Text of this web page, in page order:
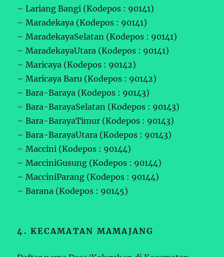
– Lariang Bangi (Kodepos : 90141)
– Maradekaya (Kodepos : 90141)
– MaradekayaSelatan (Kodepos : 90141)
– MaradekayaUtara (Kodepos : 90141)
– Maricaya (Kodepos : 90142)
– Maricaya Baru (Kodepos : 90142)
– Bara-Baraya (Kodepos : 90143)
– Bara-BarayaSelatan (Kodepos : 90143)
– Bara-BarayaTimur (Kodepos : 90143)
– Bara-BarayaUtara (Kodepos : 90143)
– Maccini (Kodepos : 90144)
– MacciniGusung (Kodepos : 90144)
– MacciniParang (Kodepos : 90144)
– Barana (Kodepos : 90145)
4. KECAMATAN MAMAJANG